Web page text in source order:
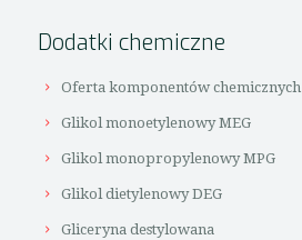
Dodatki chemiczne
Oferta komponentów chemicznych
Glikol monoetylenowy MEG
Glikol monopropylenowy MPG
Glikol dietylenowy DEG
Gliceryna destylowana